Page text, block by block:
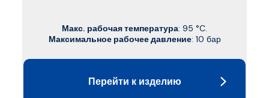
Макс. рабочая температура: 95 °C.
Максимальное рабочее давление: 10 бар
Перейти к изделию